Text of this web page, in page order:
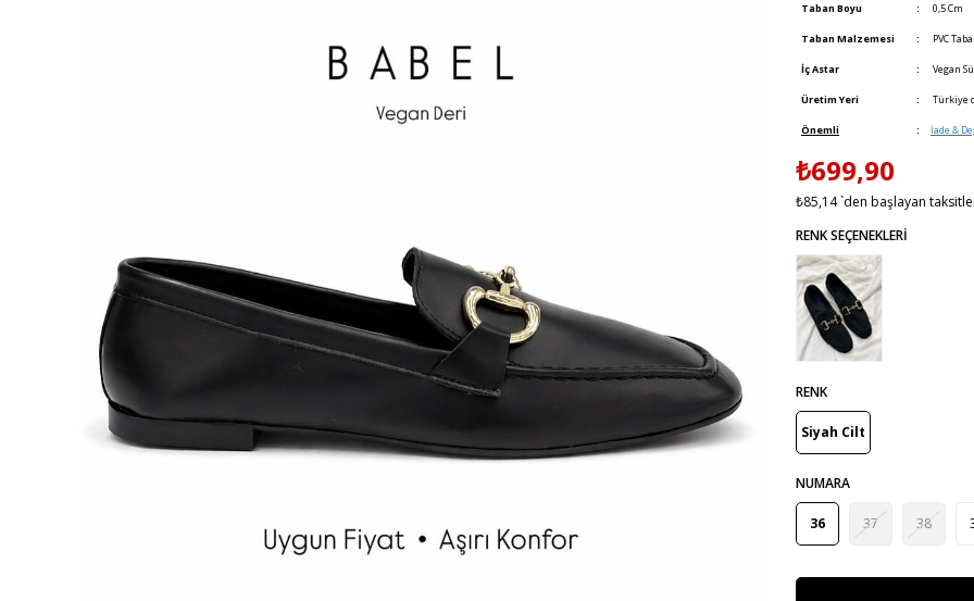
Taban Boyu : 0,5 Cm
Taban Malzemesi : PVC
İç Astar : Vegan
Üretim Yeri : Türkiye
Önemli : İade &
₺699,90
₺85,14`den başlayan
RENK
Siyah Cilt
NUMARA
36 37 38